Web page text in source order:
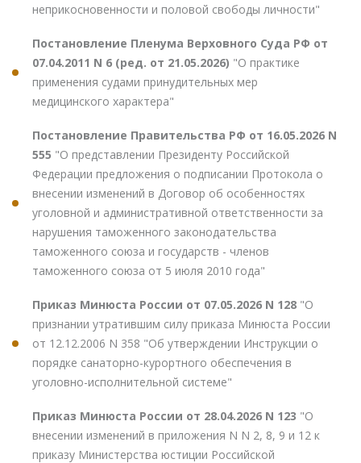
неприкосновенности и половой свободы личности"
Постановление Пленума Верховного Суда РФ от
07.04.2011 N 6 (ред. от 21.05.2026) "О практике
применения судами принудительных мер
медицинского характера"
Постановление Правительства РФ от 16.05.2026 N
555 "О представлении Президенту Российской
Федерации предложения о подписании Протокола о
внесении изменений в Договор об особенностях
уголовной и административной ответственности за
нарушения таможенного законодательства
таможенного союза и государств - членов
таможенного союза от 5 июля 2010 года"
Приказ Минюста России от 07.05.2026 N 128 "О
признании утратившим силу приказа Минюста России
от 12.12.2006 N 358 "Об утверждении Инструкции о
порядке санаторно-курортного обеспечения в
уголовно-исполнительной системе"
Приказ Минюста России от 28.04.2026 N 123 "О
внесении изменений в приложения N N 2, 8, 9 и 12 к
приказу Министерства юстиции Российской